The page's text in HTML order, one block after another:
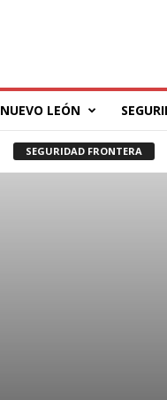
NUEVO LEÓN
SEGURIDAD FRONTERA